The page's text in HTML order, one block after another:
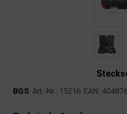
BGS Art.-Nr.: 15216 EAN:
Dämpfung